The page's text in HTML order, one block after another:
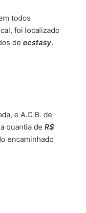
todos
foi localizado
de ecstasy.
e A.C.B. de
quantia de R$
encaminhado